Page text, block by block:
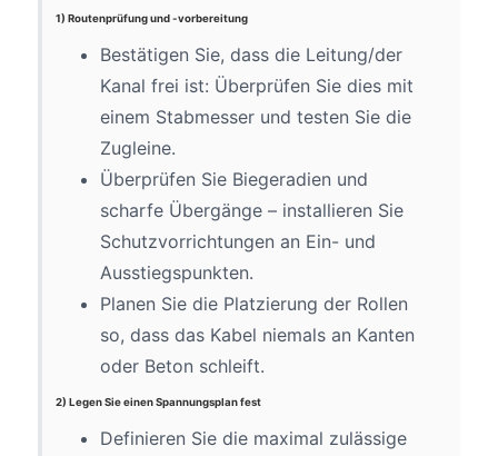
1) Routenprüfung und -vorbereitung
Bestätigen Sie, dass die Leitung/der
Kanal frei ist: Überprüfen Sie dies mit
einem Stabmesser und testen Sie die
Zugleine.
Überprüfen Sie Biegeradien und
scharfe Übergänge – installieren Sie
Schutzvorrichtungen an Ein- und
Ausstiegspunkten.
Planen Sie die Platzierung der Rollen
so, dass das Kabel niemals an Kanten
oder Beton schleift.
2) Legen Sie einen Spannungsplan fest
Definieren Sie die maximal zulässige